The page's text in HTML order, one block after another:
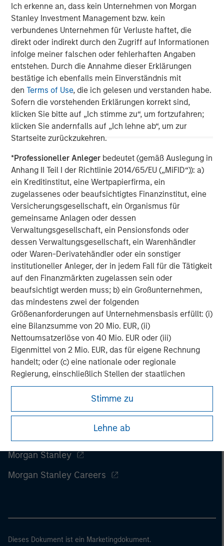
Ich erkenne an, dass kein Unternehmen von Morgan
Stanley Investment Management bzw. kein
verbundenes Unternehmen für Verluste haftet, die
direkt oder indirekt durch den Zugriff auf Informationen
infolge meiner falschen oder fehlerhaften Angaben
entstehen. Durch die Annahme dieser Erklärungen
bestätige ich ebenfalls mein Einverständnis mit
denTerms of Use, die ich gelesen und verstanden habe.
Sofern die vorstehenden Erklärungen korrekt sind,
klicken Sie bitte auf „Ich stimme zu“, um fortzufahren;
klicken Sie andernfalls auf „Ich lehne ab“, um zur
Startseite zurückzukehren.
*Professioneller Anleger bedeutet (gemäß Auslegung in
Anhang II Teil I der Richtlinie 2014/65/EU („MiFID“)): a)
ein Kreditinstitut, eine Wertpapierfirma, ein
zugelassenes oder beaufsichtigtes Finanzinstitut, eine
Versicherungsgesellschaft, ein Organismus für
gemeinsame Anlagen oder dessen
Verwaltungsgesellschaft, ein Pensionsfonds oder
dessen Verwaltungsgesellschaft, ein Warenhändler
oder Waren-Derivatehändler oder ein sonstiger
institutioneller Anleger, der in jedem Fall für die Tätigkeit
auf den Finanzmärkten zugelassen sein oder
beaufsichtigt werden muss; b) ein Großunternehmen,
das mindestens zwei der folgenden
Größenanforderungen auf Unternehmensbasis erfüllt: (i)
eine Bilanzsumme von 20 Mio. EUR, (ii)
Nettoumsatzerlöse von 40 Mio. EUR oder (iii)
Eigenmittel von 2 Mio. EUR, das für eigene Rechnung
handelt; oder (c) eine nationale oder regionale
Regierung, einschließlich Stellen der staatlichen
Schuldenverwaltung auf nationaler oder regionaler
Ebene, Zentralbanken, internationaler und
supranationaler Einrichtungen wie die Weltbank, der
IWF, die EZB, die EIB und andere vergleichbare
internationale Organisationen, die auf eigene Rechnung
professionellen Anlegers von der Definition der
Stimme zu
Lehne ab
ARTIKEL
Real Estate Midyear Outlook:
Constructive Amid Fluid Backdrop
despite elevated volatility and divergence across
markets. As inflation and energy prices keep
central banks hawkish, real estate continues to
offer attractive relative value, supported by a
25% repricing, durable income streams, and
constrained supply. In this environment,
diversified portfolios and selective asset-level
investing remain critical.
07-AUG-2026
Morgan Stanley
Morgan Stanley Careers
Dieses Dokument ist ein Marketingdokument.